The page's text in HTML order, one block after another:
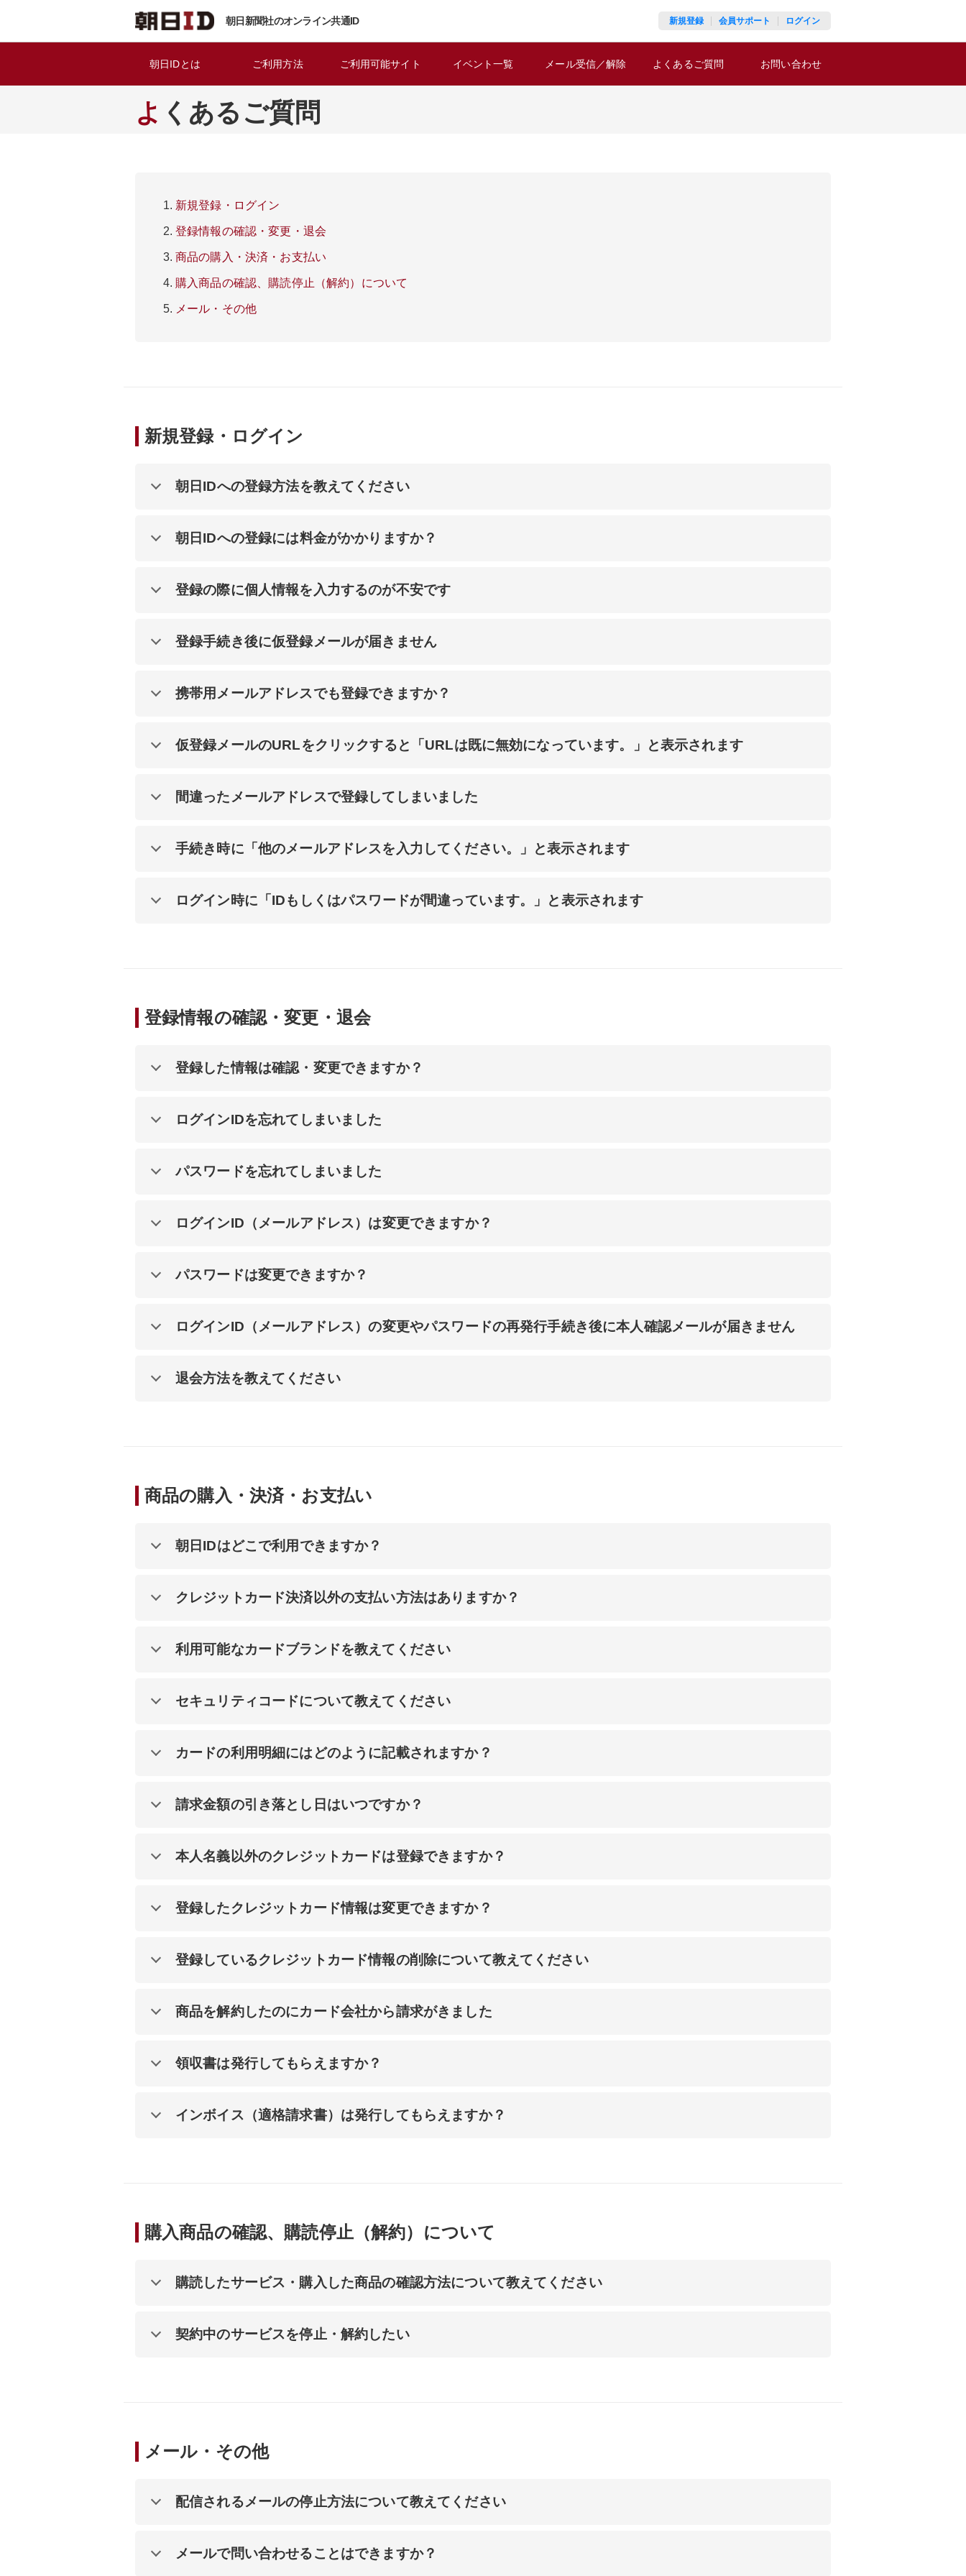
新規登録 会員サポート ログイン
朝日新聞社のオンライン共通ID
朝日IDとは ご利用方法 ご利用可能サイト イベント一覧 メール受信／解除 よくあるご質問 お問い合わせ
よくあるご質問
新規登録・ログイン
登録情報の確認・変更・退会
商品の購入・決済・お支払い
購入商品の確認、購読停止（解約）について
メール・その他
新規登録・ログイン
朝日IDへの登録方法を教えてください
朝日IDへの登録には料金がかかりますか？
登録の際に個人情報を入力するのが不安です
登録手続き後に仮登録メールが届きません
携帯用メールアドレスでも登録できますか？
仮登録メールのURLをクリックすると「URLは既に無効になっています。」と表示されます
間違ったメールアドレスで登録してしまいました
手続き時に「他のメールアドレスを入力してください。」と表示されます
ログイン時に「IDもしくはパスワードが間違っています。」と表示されます
登録情報の確認・変更・退会
登録した情報は確認・変更できますか？
ログインIDを忘れてしまいました
パスワードを忘れてしまいました
ログインID（メールアドレス）は変更できますか？
パスワードは変更できますか？
ログインID（メールアドレス）の変更やパスワードの再発行手続き後に本人確認メールが届きません
退会方法を教えてください
商品の購入・決済・お支払い
朝日IDはどこで利用できますか？
クレジットカード決済以外の支払い方法はありますか？
利用可能なカードブランドを教えてください
セキュリティコードについて教えてください
カードの利用明細にはどのように記載されますか？
請求金額の引き落とし日はいつですか？
本人名義以外のクレジットカードは登録できますか？
登録したクレジットカード情報は変更できますか？
登録しているクレジットカード情報の削除について教えてください
商品を解約したのにカード会社から請求がきました
領収書は発行してもらえますか？
インボイス（適格請求書）は発行してもらえますか？
購入商品の確認、購読停止（解約）について
購読したサービス・購入した商品の確認方法について教えてください
契約中のサービスを停止・解約したい
メール・その他
配信されるメールの停止方法について教えてください
メールで問い合わせることはできますか？